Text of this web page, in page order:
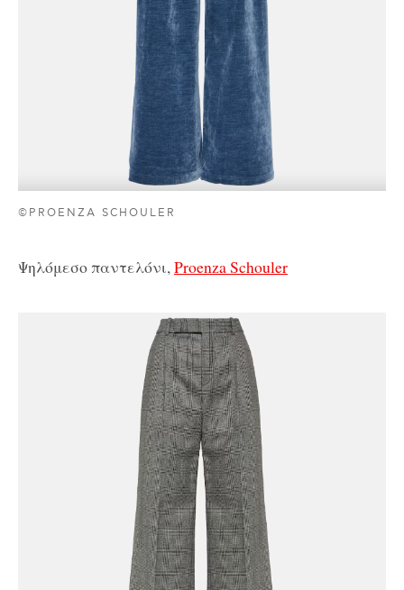
©PROENZA SCHOULER
Ψηλόμεσο παντελόνι, Proenza Schouler